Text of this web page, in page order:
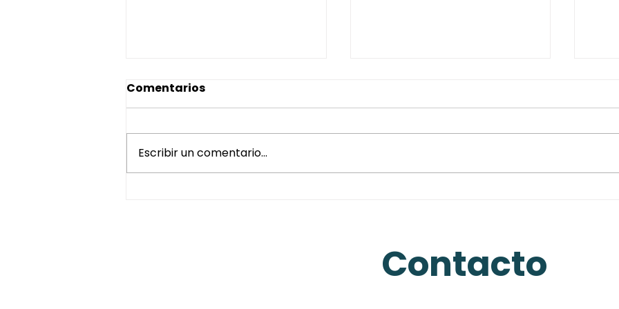
Comentarios
Escribir un comentario...
Contacto